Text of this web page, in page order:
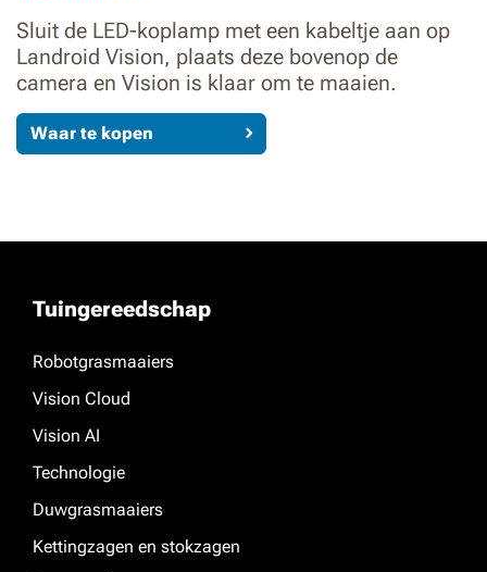
Sluit de LED-koplamp met een kabeltje aan op
Landroid Vision, plaats deze bovenop de
camera en Vision is klaar om te maaien.
Waar te kopen
Tuingereedschap
Robotgrasmaaiers
Vision Cloud
Vision AI
Technologie
Duwgrasmaaiers
Kettingzagen en stokzagen